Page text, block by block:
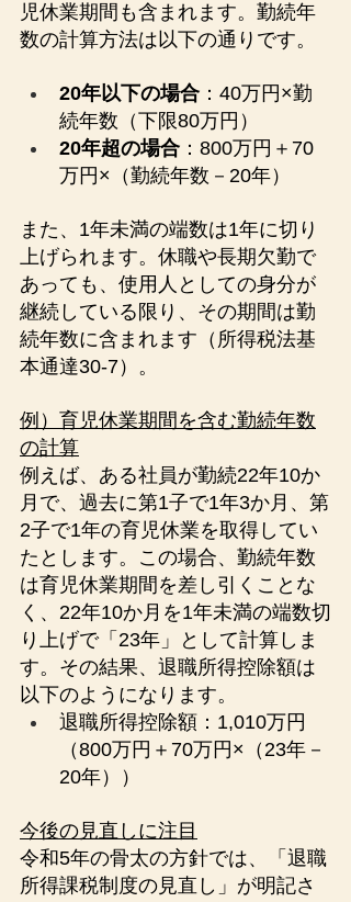
児休業期間も含まれます。勤続年
数の計算方法は以下の通りです。
20年以下の場合 ：40万円×勤
続年数（下限80万円）
20年超の場合 ：800万円＋70
万円×（勤続年数－20年）
また、1年未満の端数は1年に切り
上げられます。休職や長期欠勤で
あっても、使用人としての身分が
継続している限り、その期間は勤
続年数に含まれます（所得税法基
本通達30-7）。
例）育児休業期間を含む勤続年数
の計算
例えば、ある社員が勤続22年10か
月で、過去に第1子で1年3か月、第
2子で1年の育児休業を取得してい
たとします。この場合、勤続年数
は育児休業期間を差し引くことな
く、22年10か月を1年未満の端数切
り上げで「23年」として計算しま
す。その結果、退職所得控除額は
以下のようになります。
退職所得控除額：1,010万円
（800万円＋70万円×（23年－
20年））
今後の見直しに注目
令和5年の骨太の方針では、「退職
所得課税制度の見直し」が明記さ